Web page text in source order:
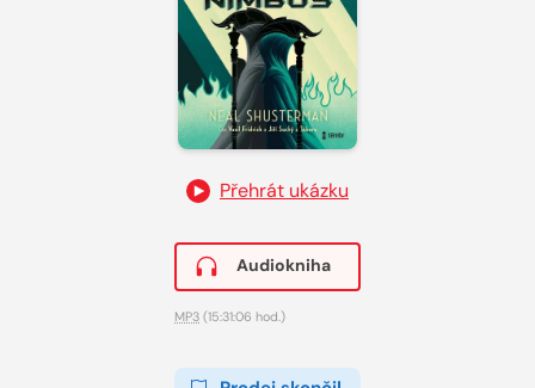
Přehrát ukázku
Audiokniha
MP3 (15:31:06 hod.)